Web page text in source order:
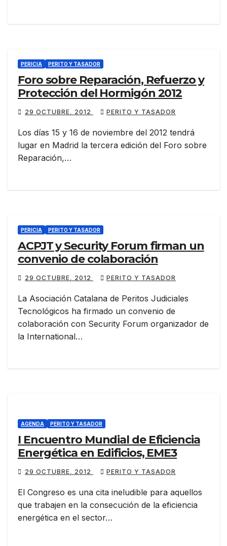
PERICIA PERITO Y TASADOR
Foro sobre Reparación, Refuerzo y
Protección del Hormigón 2012
29 OCTUBRE, 2012 PERITO Y TASADOR
Los días 15 y 16 de noviembre del 2012 tendrá
lugar en Madrid la tercera edición del Foro sobre
Reparación,…
PERICIA PERITO Y TASADOR
ACPJT y Security Forum firman un
convenio de colaboración
29 OCTUBRE, 2012 PERITO Y TASADOR
La Asociación Catalana de Peritos Judiciales
Tecnológicos ha firmado un convenio de
colaboración con Security Forum organizador de
la International…
AGENDA PERITO Y TASADOR
I Encuentro Mundial de Eficiencia
Energética en Edificios, EME3
29 OCTUBRE, 2012 PERITO Y TASADOR
El Congreso es una cita ineludible para aquellos
que trabajen en la consecución de la eficiencia
energética en el sector…